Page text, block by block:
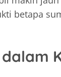
betapa